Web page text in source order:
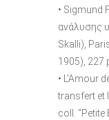
• Sigmund
ανάλυσης
Skalli),
1905), 227
• L’Amour
transfert et
coll.